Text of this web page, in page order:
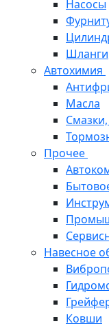
Насосы
Шланги
Автохимия
Масла
Прочее
Навесное
Ковши